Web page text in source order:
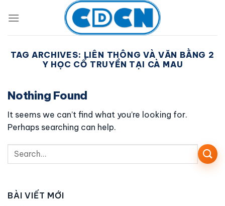
TAG ARCHIVES: LIÊN THÔNG VÀ VĂN BẰNG 2
Y HỌC CỔ TRUYỀN TẠI CÀ MAU
Nothing Found
It seems we can’t find what you’re looking for.
Perhaps searching can help.
BÀI VIẾT MỚI